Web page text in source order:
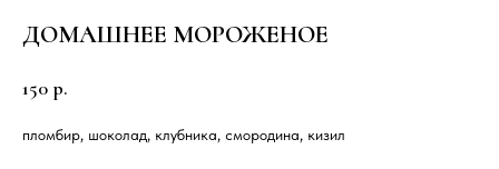
ДОМАШНЕЕ МОРОЖЕНОЕ
150 р.
пломбир, шоколад, клубника, смородина, кизил